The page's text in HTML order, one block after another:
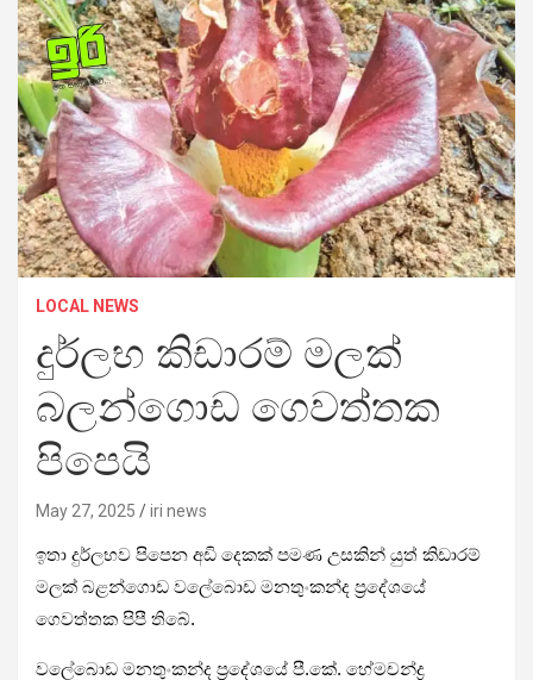
LOCAL NEWS
දුර්ලභ කිඩාරම් මලක්
බලන්ගොඩ ගෙවත්තක
පිපෙයි
May 27, 2025 iri news
ඉතා දුර්ලභව පිපෙන අඩි දෙකක් පමණ උසකින් යුත් කිඩාරම්
මලක් බළන්ගොඩ වලේබොඩ මනතුංකන්ද ප්‍රදේශයේ
ගෙවත්තක පිපී තිබේ.
වලේබොඩ මනතුංකන්ද ප්‍රදේශයේ පී.කේ. හේමචන්ද්‍ර